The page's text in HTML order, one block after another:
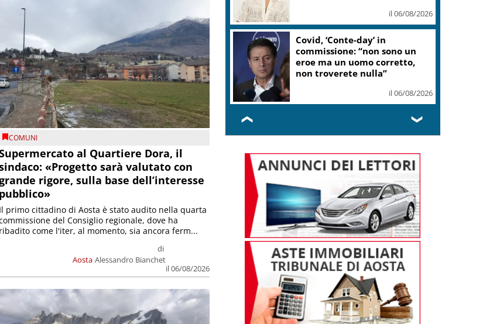
COMUNI
al Quartiere Dora, il
«Progetto sarà valutato con
rigore, sulla base dell’interesse
pubblico»
Aosta
di
Alessandro Bianchet
il 06/08/2026
Il primo cittadino di Aosta è stato audito nella quarta
del Consiglio regionale, dove ha
ribadito come l'iter, al momento, sia ancora ferm...
il 06/08/2026
Covid, ‘Conte-day’ in
commissione: “non sono un
eroe ma un uomo corretto,
non troverete nulla”
il 06/08/2026
❮ ❯